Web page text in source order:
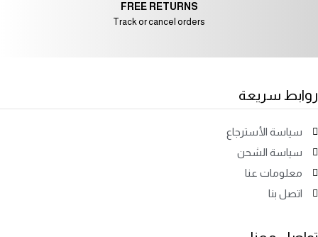
FREE RETURNS
Track or cancel orders
روابط سريعة
سياسة الأسترجاع
سياسة الشحن
معلومات عنا
اتصل بنا